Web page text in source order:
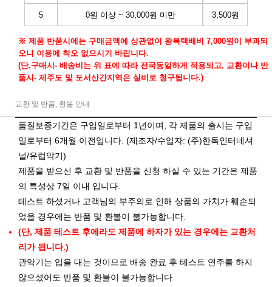
5 0원 이상 ~ 30,000원 미만 3,500원
※ 제품 반품시에는 구매금액에 상관없이 왕복택배비 7,000원이 부과되
오니 이용에 착오 없으시기 바랍니다.
(단,구매시- 배송비는 위 표에 따라 전국동일하게 적용되고, 교환이나 반
품시- 제주도 및 도서산간지역은 실비로 청구됩니다.)
교환 및 반품, 환불 안내
품질보증기간은 구입일로부터 1년이며, 각 제품의 출시는 구입
일로부터 6개월 이전입니다. (제조자/수입자: (주)한독인터네셔
널/유럽악기)
제품을 받으신 후 교환 및 반품을 신청 하실 수 있는 기간은 제품
의 특성상 7일 이내 입니다.
테스트 하셨거나 고객님의 부주의로 인해 상품의 가치가 훼손되
었을 경우에는 반품 및 환불이 불가능합니다.
(단, 제품 테스트 후에라도 제품에 하자가 있는 경우에는 교환처
리가 됩니다.)
관악기는 입을 대는 것이므로 배송 완료 후 테스트 연주를 하지
않으셨어도 반품 및 환불이 불가능합니다.